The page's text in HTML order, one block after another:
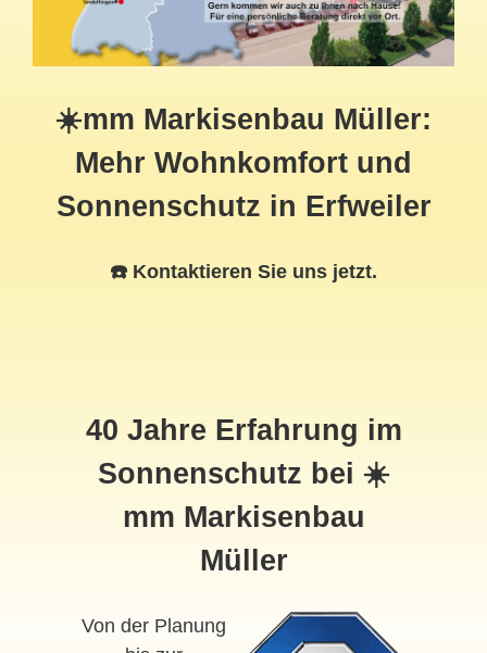
☀️mm Markisenbau Müller:
Mehr Wohnkomfort und
Sonnenschutz in Erfweiler
☎️ Kontaktieren Sie uns jetzt.
40 Jahre Erfahrung im
Sonnenschutz bei ☀️
mm Markisenbau
Müller
Von der Planung